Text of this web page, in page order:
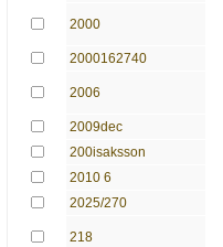
2000
2000162740
2006
2009dec
200isaksson
2010 6
2025/270
218